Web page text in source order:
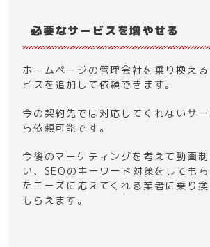
必要なサービスを増やせる
ホームページの管理会社を乗り換え
ビスを追加して依頼できます。
今の契約先では対応してくれないサ
ら依頼可能です。
今後のマーケティングを考えて動画
い、SEOのキーワード対策をしても
たニーズに応えてくれる業者に乗り
もらえます。